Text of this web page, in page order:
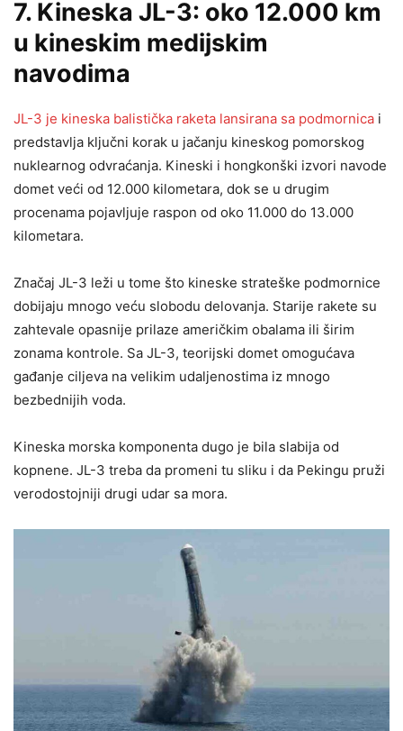
7. Kineska JL-3: oko 12.000 km
u kineskim medijskim
navodima
JL-3 je kineska balistička raketa lansirana sa podmornica i
predstavlja ključni korak u jačanju kineskog pomorskog
nuklearnog odvraćanja. Kineski i hongkonški izvori navode
domet veći od 12.000 kilometara, dok se u drugim
procenama pojavljuje raspon od oko 11.000 do 13.000
kilometara.
Značaj JL-3 leži u tome što kineske strateške podmornice
dobijaju mnogo veću slobodu delovanja. Starije rakete su
zahtevale opasnije prilaze američkim obalama ili širim
zonama kontrole. Sa JL-3, teorijski domet omogućava
gađanje ciljeva na velikim udaljenostima iz mnogo
bezbednijih voda.
Kineska morska komponenta dugo je bila slabija od
kopnene. JL-3 treba da promeni tu sliku i da Pekingu pruži
verodostojniji drugi udar sa mora.